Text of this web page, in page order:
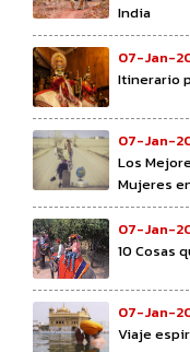
India
07-Jan-
Itinerario
07-Jan-
Los
Mujeres
07-Jan-
10 Cosas
07-Jan-
Viaje